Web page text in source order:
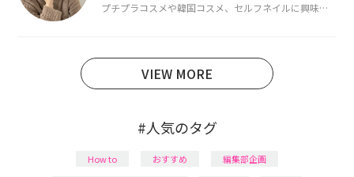
プチプラコスメや韓国コスメ、セルフネイルに興味が
日本化粧品検定1級保有。
VIEW MORE
#人気のタグ
How to おすすめ
編集部企画